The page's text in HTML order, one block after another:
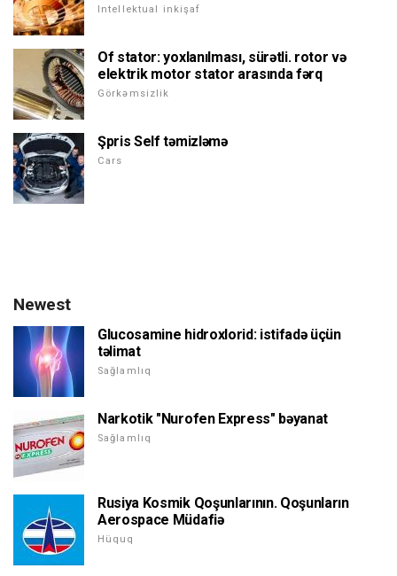
Intellektual inkişaf
Of stator: yoxlanılması, sürətli. rotor və
elektrik motor stator arasında fərq
Görkəmsizlik
Şpris Self təmizləmə
Cars
Newest
Glucosamine hidroxlorid: istifadə üçün
təlimat
Sağlamlıq
Narkotik "Nurofen Express" bəyanat
Sağlamlıq
Rusiya Kosmik Qoşunlarının. Qoşunların
Aerospace Müdafiə
Hüquq